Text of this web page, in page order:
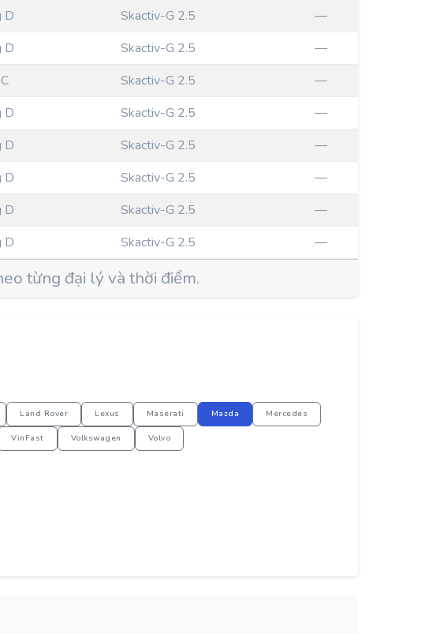
D Skactiv-G 2.5
—
D Skactiv-G 2.5
—
Skactiv-G 2.5
—
D Skactiv-G 2.5
—
D Skactiv-G 2.5
—
D Skactiv-G 2.5
—
D Skactiv-G 2.5
—
D Skactiv-G 2.5 —
từng đại lý và thời điểm.
Land Rover Lexus Maserati Mazda Mercedes
VinFast Volkswagen Volvo